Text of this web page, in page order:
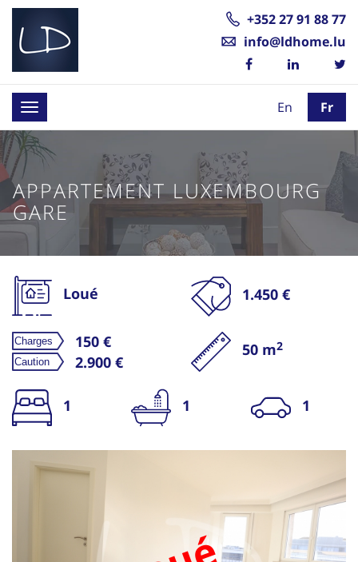
+352 27 91 88 77
info@ldhome.lu
Toggle
navigation
En Fr
APPARTEMENT LUXEMBOURG
GARE
Loué 1.450 €
150 €
2.900 €
50 m2
1 1 1